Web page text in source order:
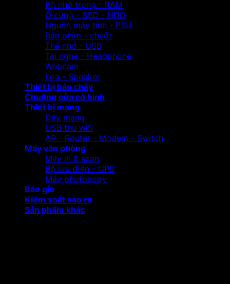
Bộ nhớ trong - RAM
Ổ cứng - SSD - HDD
Nguồn máy tính - PSU
Bàn phím - chuột
Thẻ nhớ - USB
Tai nghe - Headphone
Webcam
Loa - Speaker
Thiết bị báo cháy
Chuông cửa có hình
Thiết bị mạng
Dây mạng
USB thu wifi
AP - Router - Modem - Switch
Máy văn phòng
Máy in & scan
Bộ lưu điện - UPS
Máy photocopy
Báo giờ
Kiểm soát vào ra
Sản phẩm khác